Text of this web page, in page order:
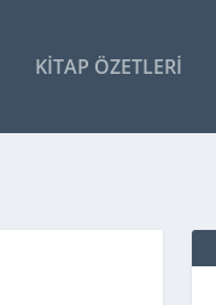
KITAP ÖZETLERI